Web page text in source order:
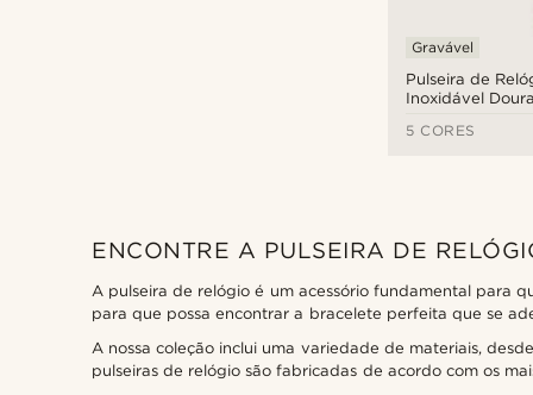
Pulseira de
Inoxidável
Gravável
5 CORES
ENCONTRE A PULSEIRA DE
A pulseira de relógio é um acessório fundamental para
para que possa encontrar a bracelete perfeita que se
A nossa coleção inclui uma variedade de materiais,
pulseiras de relógio são fabricadas de acordo com os